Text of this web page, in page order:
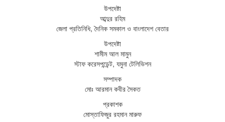
উপদেষ্টা
আব্দুর রহিম
জেলা প্রতিনিধি, দৈনিক সমকাল ও বাংলাদেশ বেতার
উপদেষ্টা
শামীম আল মামুন
স্টাফ করেসপন্ডেন্ট, যমুনা টেলিভিশন
সম্পাদক
মোঃ আরমান কবীর সৈকত
প্রকাশক
মোস্তাফিজুর রহমান মারুফ